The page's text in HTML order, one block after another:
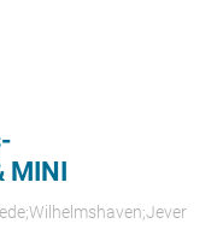
MINI